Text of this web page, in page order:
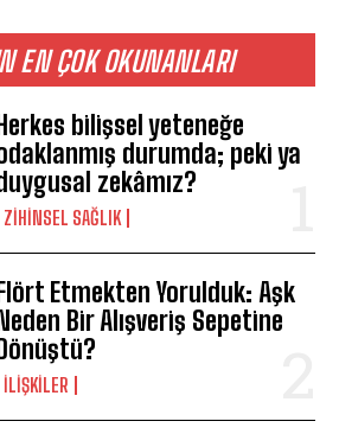
EN ÇOK OKUNANLARI
bilişsel yeteneğe
durumda; peki ya
zekâmız?
ZIHINSEL SAĞLIK
Etmekten Yorulduk: Aşk
Bir Alışveriş Sepetine
İLIŞKILER